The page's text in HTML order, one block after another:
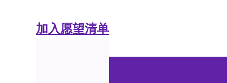
加入愿望清单